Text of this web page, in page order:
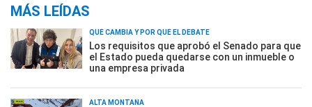
MÁS LEÍDAS
QUÉ CAMBIA Y POR QUÉ EL DEBATE
Los requisitos que aprobó el Senado para que
el Estado pueda quedarse con un inmueble o
una empresa privada
ALTA MONTAÑA